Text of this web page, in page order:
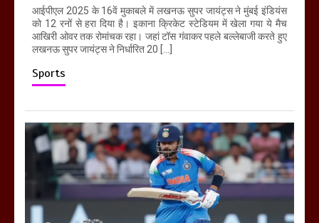
आईपीएल 2025 के 16वें मुकाबले में लखनऊ सुपर जायंट्स ने मुंबई इंडियंस
को 12 रनों से हरा दिया है। इकाना क्रिकेट स्टेडियम में खेला गया ये मैच
आखिरी ओवर तक रोमांचक रहा। जहां टॉस गंवाकर पहले बल्लेबाजी करते हुए
लखनऊ सुपर जायंट्स ने निर्धारित 20 […]
Sports